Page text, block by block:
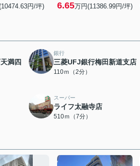
円/坪) 6.65万円(11386.99円/坪)
満四
銀行
三菱UFJ銀行梅田新道支店
110ｍ（2分）
スーパー
ライフ太融寺店
510ｍ（7分）